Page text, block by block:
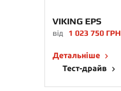
VIKING EPS
від 1 023 750 ГРН
Детальніше
Тест-драйв